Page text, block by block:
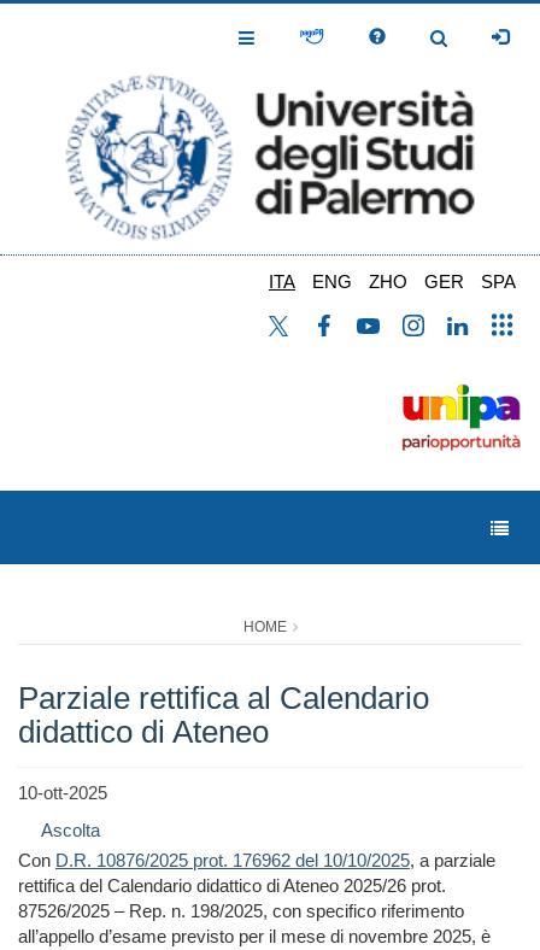
Toggle
Toggle
ITA ENG ZHO GER SPA
HOME
Parziale rettifica al Calendario
didattico di Ateneo
10-ott-2025
Ascolta
Con D.R. 10876/2025 prot. 176962 del 10/10/2025, a parziale
rettifica del Calendario didattico di Ateneo 2025/26 prot.
87526/2025 – Rep. n. 198/2025, con specifico riferimento
all’appello d’esame previsto per il mese di novembre 2025, è